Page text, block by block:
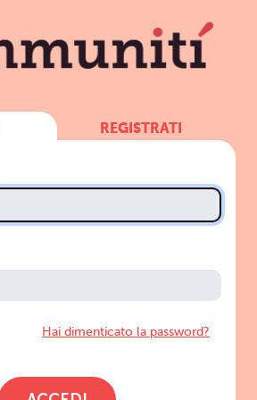
REGISTRATI
Hai dimenticato la password?